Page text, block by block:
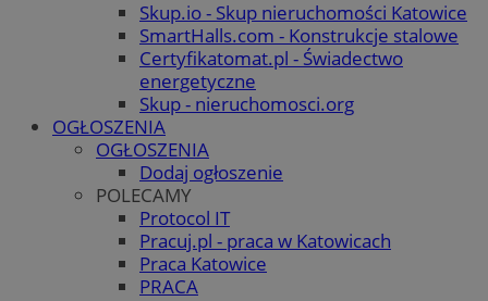
Skup.io - Skup nieruchomości Katowice
SmartHalls.com - Konstrukcje stalowe
Certyfikatomat.pl - Świadectwo
energetyczne
Skup - nieruchomosci.org
OGŁOSZENIA
OGŁOSZENIA
Dodaj ogłoszenie
POLECAMY
Protocol IT
Pracuj.pl - praca w Katowicach
Praca Katowice
PRACA